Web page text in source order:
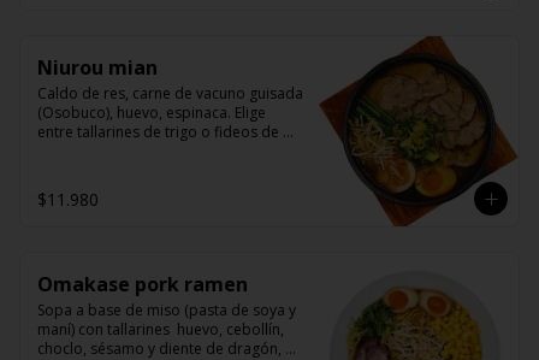
Niurou mian
Caldo de res, carne de vacuno guisada
(Osobuco), huevo, espinaca. Elige
entre tallarines de trigo o fideos de
$11.980
Omakase pork ramen
Sopa a base de miso (pasta de soya y
maní) con tallarines  huevo, cebollín,
choclo, sésamo y diente de dragón,